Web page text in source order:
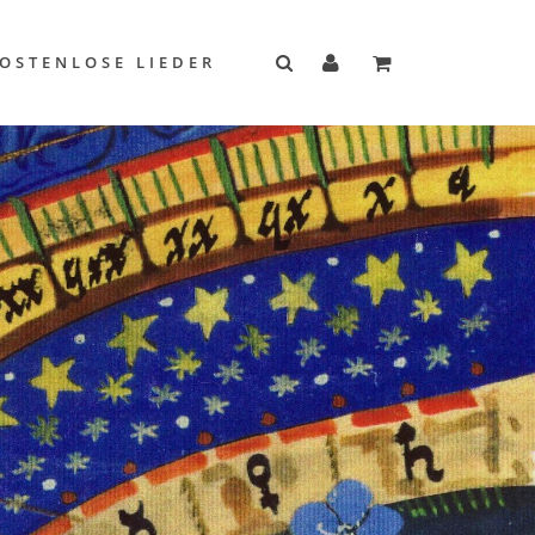
LIEDER